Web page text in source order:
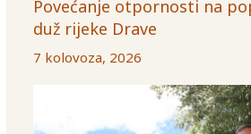
Povećanje otpornosti na
duž rijeke Drave
7 kolovoza, 2026